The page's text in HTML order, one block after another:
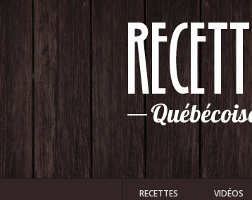
RECETTES VIDÉOS